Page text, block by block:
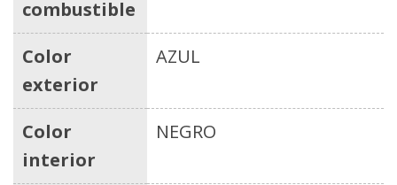
combustible
Color
exterior
AZUL
Color
interior
NEGRO